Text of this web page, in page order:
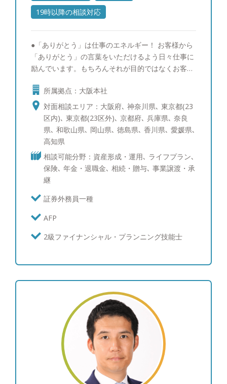
19時以降の相談対応
●「ありがとう」は仕事のエネルギー！ お客様から
「ありがとう」の言葉をいただけるよう日々仕事に
励んでいます。もちろんそれが目的ではなくお客様
お持ちの金融市場の情報収集や銘柄研究など優秀な
他社の担当者に負けないよう取り組んでいます。特
に米国株式マーケットはテクノロジーの起点として
重要なので、セールスの視点ではなく独立の立場を
生かしてより詳しい情報提供がリアルタイムで出来
るよう心掛けています。また、これまでの経験を生
かして資産運用以外のお客様のお悩み（相続対策・
保険コンサルティング・M＆Aなど法人様の課題）
についても、今まで以上に的確なアドバイスができ
るよう情報収集と勉強に日々精進し、お客様から必
います。 ●お客様の資産運用やライフプランの目標
達成に向けて全力でサポートさせていただきます。
資産運用やライフプランにおける目標はお客様によ
自分の代で減らさずに次の世代に引き継ぎたいとい
った世代を超えた長期間の目標から、数年後のマイ
カー買い替え資金を確保したいといった短期間の目
標までといった具合にその思いは多岐にわたりま
す。まずはお客様とのお打ち合わせの中でしっかり
と目標を共有させていただき、その目標達成に向け
てのライフプランの作成や見直し、運用計画におけ
る資産の配分、定期的な状況チェックや資産配分の
見直し、日々の情報提供までしっかりサポートさせ
ていただきます。資産関係全般なんでも大丈夫で
所属拠点：大阪本社
対面相談エリア：大阪府､ 神奈川県､ 東京都(23
区内)､ 東京都(23区外)､ 京都府､ 兵庫県､ 奈良
県､ 和歌山県､ 岡山県､ 徳島県､ 香川県､ 愛媛県､
高知県
相談可能分野：資産形成・運用､ ライフプラン､
保険､ 年金・退職金､ 相続・贈与､ 事業譲渡・承
継
証券外務員一種
AFP
2級ファイナンシャル・プランニング技能士